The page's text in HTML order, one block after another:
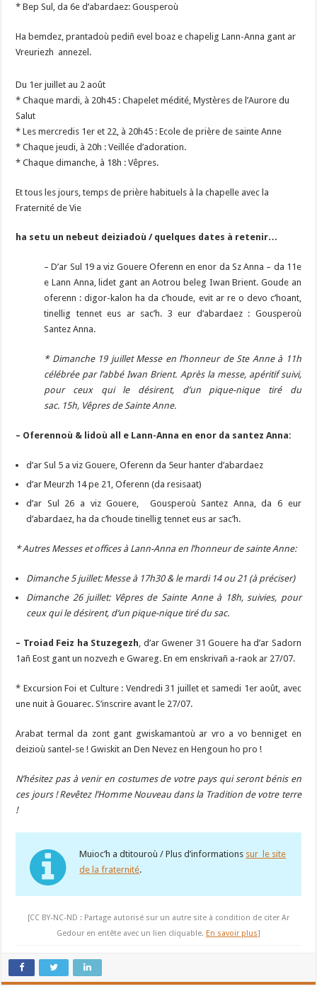
* Bep Sul, da 6e d’abardaez: Gousperoù
Ha bemdez, prantadoù pediñ evel boaz e chapelig Lann-Anna gant ar
Vreuriezh annezel.
Du 1er juillet au 2 août
* Chaque mardi, à 20h45 : Chapelet médité, Mystères de l’Aurore du
Salut
* Les mercredis 1er et 22, à 20h45 : Ecole de prière de sainte Anne
* Chaque jeudi, à 20h : Veillée d’adoration.
* Chaque dimanche, à 18h : Vêpres.
Et tous les jours, temps de prière habituels à la chapelle avec la
Fraternité de Vie
ha setu un nebeut deiziadoù / quelques dates à retenir…
– D’ar Sul 19 a viz Gouere Oferenn en enor da Sz Anna – da 11e
e Lann Anna, lidet gant an Aotrou beleg Iwan Brient. Goude an
oferenn : digor-kalon ha da c’houde, evit ar re o devo c’hoant,
tinellig tennet eus ar sac’h. 3 eur d’abardaez : Gousperoù
Santez Anna.
* Dimanche 19 juillet Messe en l’honneur de Ste Anne à 11h
célébrée par l’abbé Iwan Brient. Après la messe, apéritif suivi,
pour ceux qui le désirent, d’un pique-nique tiré du
sac. 15h, Vêpres de Sainte Anne.
– Oferennoù & lidoù all e Lann-Anna en enor da santez Anna:
d’ar Sul 5 a viz Gouere, Oferenn da 5eur hanter d’abardaez
d’ar Meurzh 14 pe 21, Oferenn (da resisaat)
d’ar Sul 26 a viz Gouere, Gousperoù Santez Anna, da 6 eur
d’abardaez, ha da c’houde tinellig tennet eus ar sac’h.
* Autres Messes et offices à Lann-Anna en l’honneur de sainte Anne:
Dimanche 5 juillet: Messe à 17h30 & le mardi 14 ou 21 (à préciser)
Dimanche 26 juillet: Vêpres de Sainte Anne à 18h, suivies, pour
ceux qui le désirent, d’un pique-nique tiré du sac.
– Troiad Feiz ha Stuzegezh, d’ar Gwener 31 Gouere ha d’ar Sadorn
1añ Eost gant un nozvezh e Gwareg. En em enskrivañ a-raok ar 27/07.
* Excursion Foi et Culture : Vendredi 31 juillet et samedi 1er août, avec
une nuit à Gouarec. S’inscrire avant le 27/07.
Arabat termal da zont gant gwiskamantoù ar vro a vo benniget en
deizioù santel-se ! Gwiskit an Den Nevez en Hengoun ho pro !
N’hésitez pas à venir en costumes de votre pays qui seront bénis en
ces jours ! Revêtez l’Homme Nouveau dans la Tradition de votre terre
!
Muioc’h a dtitouroù / Plus d’informations sur le site
de la fraternité.
[CC BY-NC-ND : Partage autorisé sur un autre site à condition de citer Ar
Gedour en entête avec un lien cliquable. En savoir plus]